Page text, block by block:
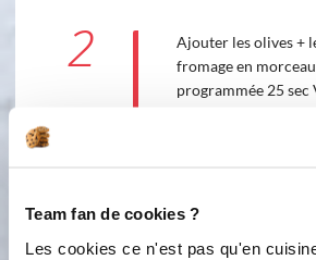
Team fan de cookies ?
Les cookies ce n'est pas qu'en
2
Ajouter les olives +
fromage en
programmée 25 sec
longs, à 200°C